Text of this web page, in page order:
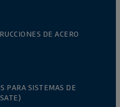
DE ACERO
PARA SISTEMAS DE